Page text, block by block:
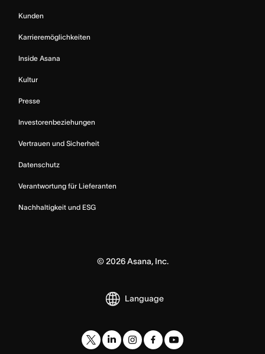
Kunden
Karrieremöglichkeiten
Inside Asana
Kultur
Presse
Investorenbeziehungen
Vertrauen und Sicherheit
Datenschutz
Verantwortung für Lieferanten
Nachhaltigkeit und ESG
©2026Asana, Inc.
Language